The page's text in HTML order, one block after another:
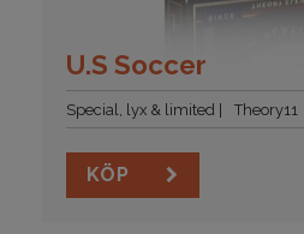
U.S Soccer
Special, lyx & limited Theory11
KÖP